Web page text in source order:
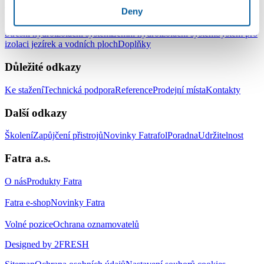
Deny
Střešní hydroizolační systémZemní hydroizolační systémSystém pro
izolaci jezírek a vodních plochDoplňky
Důležité odkazy
Ke staženíTechnická podporaReferenceProdejní místaKontakty
Další odkazy
ŠkoleníZapůjčení přistrojůNovinky FatrafolPoradnaUdržitelnost
Fatra a.s.
O násProdukty Fatra
Fatra e-shopNovinky Fatra
Volné poziceOchrana oznamovatelů
Designed by 2FRESH